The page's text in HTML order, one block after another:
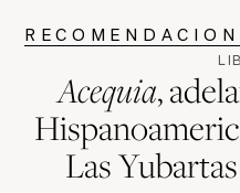
Acequia,
Las